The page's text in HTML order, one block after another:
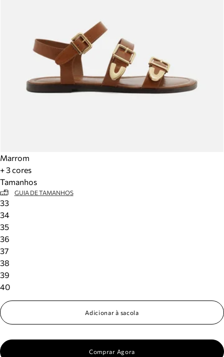
Marrom
+ 3 cores
Tamanhos
GUIA DE TAMANHOS
33
34
35
36
37
38
39
40
Adicionar à sacola
Comprar Agora